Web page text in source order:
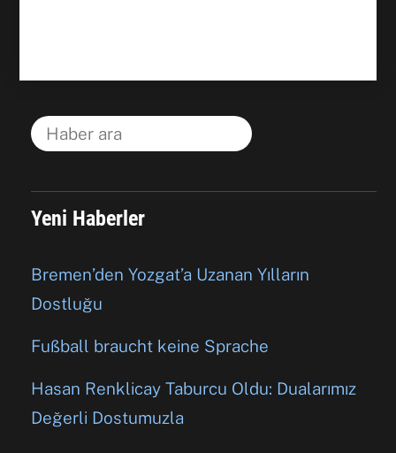
Yeni Haberler
Bremen’den Yozgat’a Uzanan Yılların
Dostluğu
Fußball braucht keine Sprache
Hasan Renklicay Taburcu Oldu: Dualarımız
Değerli Dostumuzla